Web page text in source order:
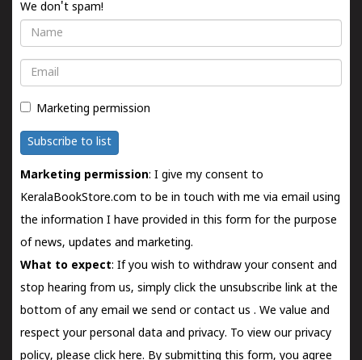
We don't spam!
Name
Email
Marketing permission
Subscribe to list
Marketing permission: I give my consent to
KeralaBookStore.com to be in touch with me via email using
the information I have provided in this form for the purpose
of news, updates and marketing.
What to expect: If you wish to withdraw your consent and
stop hearing from us, simply click the unsubscribe link at the
bottom of any email we send orcontact us . We value and
respect your personal data and privacy. To view our privacy
policy, please click here. By submitting this form, you agree